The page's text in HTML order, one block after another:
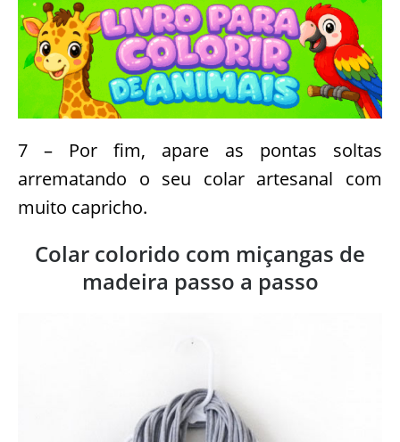
7 – Por fim, apare as pontas soltas
arrematando o seu colar artesanal com
muito capricho.
Colar colorido com miçangas de
madeira passo a passo